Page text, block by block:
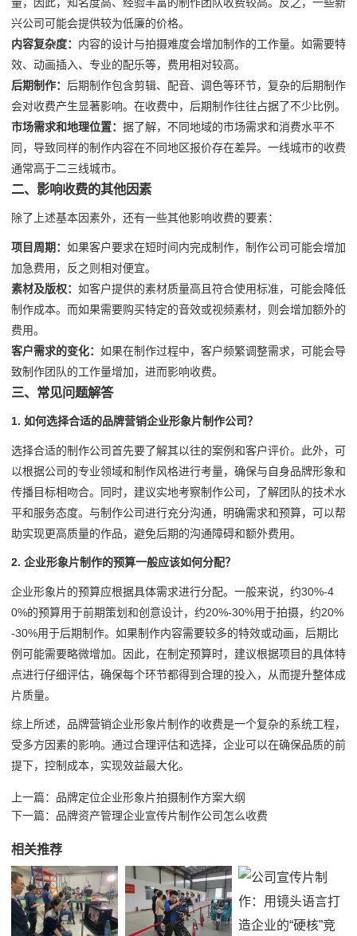
兴公司可能会提供较为低廉的价格。
内容复杂度： 内容的设计与拍摄难度会增加制作的工作量。如需要特
效、动画插入、专业的配乐等，费用相对较高。
后期制作： 后期制作包含剪辑、配音、调色等环节，复杂的后期制作
会对收费产生显著影响。在收费中，后期制作往往占据了不少比例。
市场需求和地理位置： 据了解，不同地域的市场需求和消费水平不
同，导致同样的制作内容在不同地区报价存在差异。一线城市的收费
通常高于二三线城市。
二、影响收费的其他因素
除了上述基本因素外，还有一些其他影响收费的要素：
项目周期： 如果客户要求在短时间内完成制作，制作公司可能会增加
加急费用，反之则相对便宜。
素材及版权： 如客户提供的素材质量高且符合使用标准，可能会降低
制作成本。而如果需要购买特定的音效或视频素材，则会增加额外的
费用。
客户需求的变化： 如果在制作过程中，客户频繁调整需求，可能会导
致制作团队的工作量增加，进而影响收费。
三、常见问题解答
1. 如何选择合适的品牌营销企业形象片制作公司？
选择合适的制作公司首先要了解其以往的案例和客户评价。此外，可
以根据公司的专业领域和制作风格进行考量，确保与自身品牌形象和
传播目标相吻合。同时，建议实地考察制作公司，了解团队的技术水
平和服务态度。与制作公司进行充分沟通，明确需求和预算，可以帮
助实现更高质量的作品，避免后期的沟通障碍和额外费用。
2. 企业形象片制作的预算一般应该如何分配？
企业形象片的预算应根据具体需求进行分配。一般来说，约30%-4
0%的预算用于前期策划和创意设计，约20%-30%用于拍摄，约20%
-30%用于后期制作。如果制作内容需要较多的特效或动画，后期比
例可能需要略微增加。因此，在制定预算时，建议根据项目的具体特
点进行仔细评估，确保每个环节都得到合理的投入，从而提升整体成
片质量。
综上所述，品牌营销企业形象片制作的收费是一个复杂的系统工程，
受多方因素的影响。通过合理评估和选择，企业可以在确保品质的前
提下，控制成本，实现效益最大化。
上一篇： 品牌定位企业形象片拍摄制作方案大纲
下一篇： 品牌资产管理企业宣传片制作公司怎么收费
相关推荐